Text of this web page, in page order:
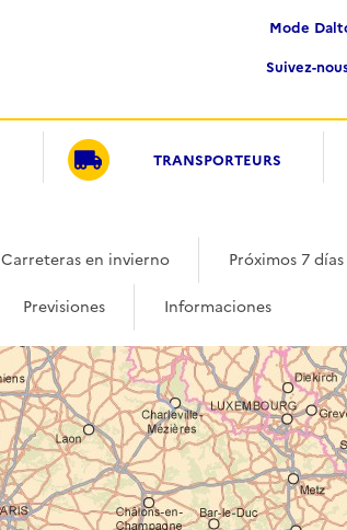
Mode
Suivez-
TRANSPORTEURS
Carreteras en invierno Próximos 7 días
Previsiones Informaciones
1